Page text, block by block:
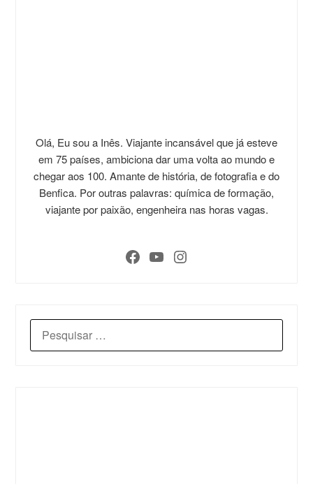
Olá, Eu sou a Inês. Viajante incansável que já esteve
em 75 países, ambiciona dar uma volta ao mundo e
chegar aos 100. Amante de história, de fotografia e do
Benfica. Por outras palavras: química de formação,
viajante por paixão, engenheira nas horas vagas.